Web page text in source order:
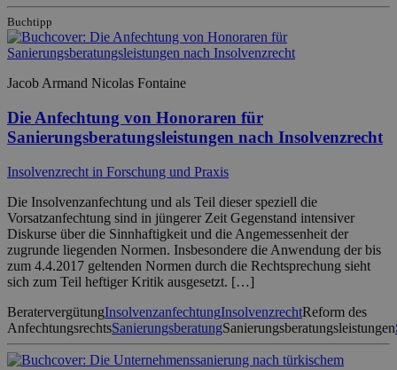
Buchtipp
Jacob Armand Nicolas Fontaine
Die Anfechtung von Honoraren für
Sanierungsberatungsleistungen nach Insolvenzrecht
Insolvenzrecht in Forschung und Praxis
Die Insolvenzanfechtung und als Teil dieser speziell die
Vorsatzanfechtung sind in jüngerer Zeit Gegenstand intensiver
Diskurse über die Sinnhaftigkeit und die Angemessenheit der
zugrunde liegenden Normen. Insbesondere die Anwendung der bis
zum 4.4.2017 geltenden Normen durch die Rechtsprechung sieht
sich zum Teil heftiger Kritik ausgesetzt. […]
BeratervergütungInsolvenzanfechtungInsolvenzrechtReform des
AnfechtungsrechtsSanierungsberatungSanierungsberatungsleistungen